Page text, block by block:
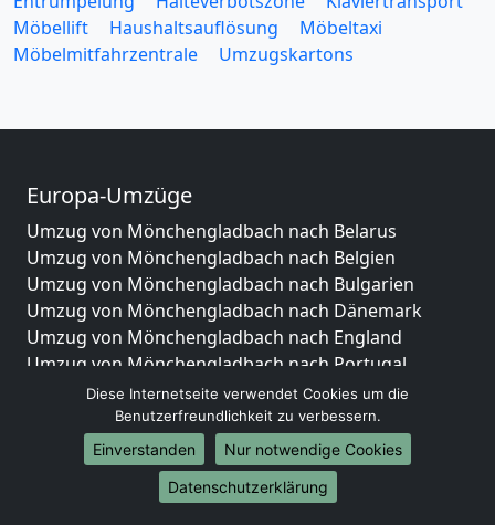
Möbellift
Haushaltsauflösung
Möbeltaxi
Möbelmitfahrzentrale
Umzugskartons
Europa-Umzüge
Umzug von Mönchengladbach nach Belarus
Umzug von Mönchengladbach nach Belgien
Umzug von Mönchengladbach nach Bulgarien
Umzug von Mönchengladbach nach Dänemark
Umzug von Mönchengladbach nach England
Umzug von Mönchengladbach nach Portugal
Umzug von Mönchengladbach nach Bosnien
und Herzegowina
Umzug von Mönchengladbach nach Irland
Umzug von Mönchengladbach nach Lettland
Umzug von Mönchengladbach nach Zypern
Diese Internetseite verwendet Cookies um die
Benutzerfreundlichkeit zu verbessern.
Einverstanden
Nur notwendige Cookies
Datenschutzerklärung